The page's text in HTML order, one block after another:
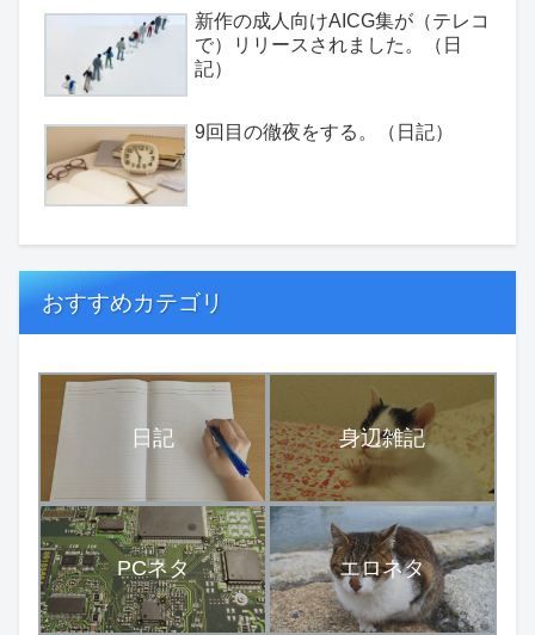
新作の成人向けAICG集が（テレコ
で）リリースされました。（日
記）
9回目の徹夜をする。（日記）
おすすめカテゴリ
日記 身辺雑記
PCネタ エロネタ